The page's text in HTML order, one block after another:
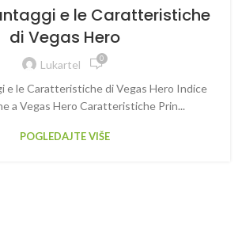
e le Caratteristiche
di Vegas Hero
Lukartel 0
e le Caratteristiche di Vegas Hero Indice
a Vegas Hero Caratteristiche Prin...
POGLEDAJTE VIŠE